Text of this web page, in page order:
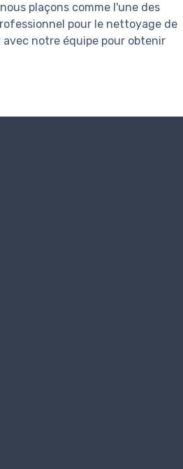
plaçons comme l'une des
pour le nettoyage de
notre équipe pour obtenir